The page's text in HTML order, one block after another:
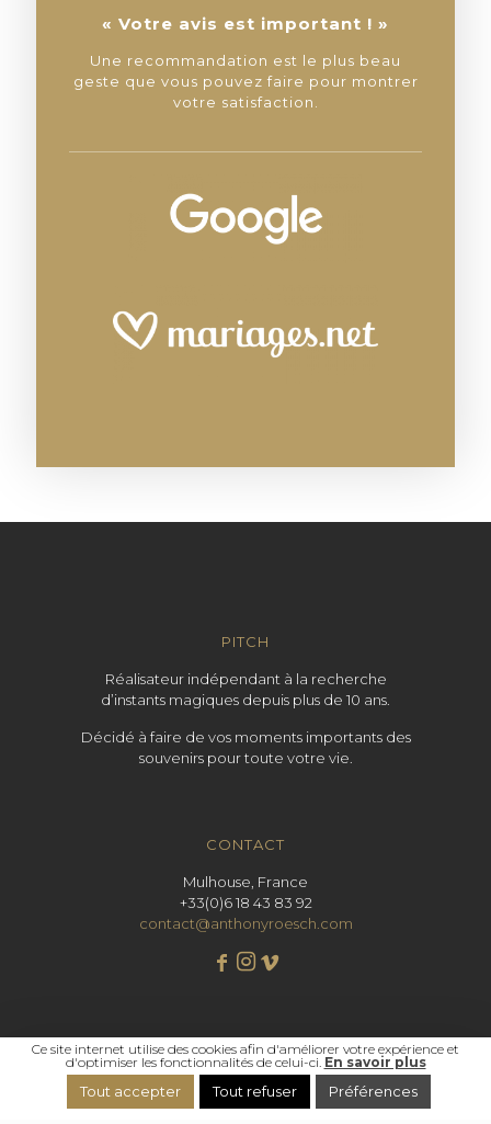
« Votre avis est important ! »
Une recommandation est le plus beau
geste que vous pouvez faire pour montrer
votre satisfaction.
PITCH
Réalisateur indépendant à la recherche
d’instants magiques depuis plus de 10 ans.
Décidé à faire de vos moments importants des
souvenirs pour toute votre vie.
CONTACT
Mulhouse, France
+33(0)6 18 43 83 92
contact@anthonyroesch.com
Ce site internet utilise des cookies afin d'améliorer votre expérience et
d'optimiser les fonctionnalités de celui-ci. En savoir plus
Tout accepter Tout refuser Préférences